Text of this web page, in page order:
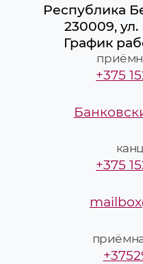
Республика
230009, ул.
График
+375
+375